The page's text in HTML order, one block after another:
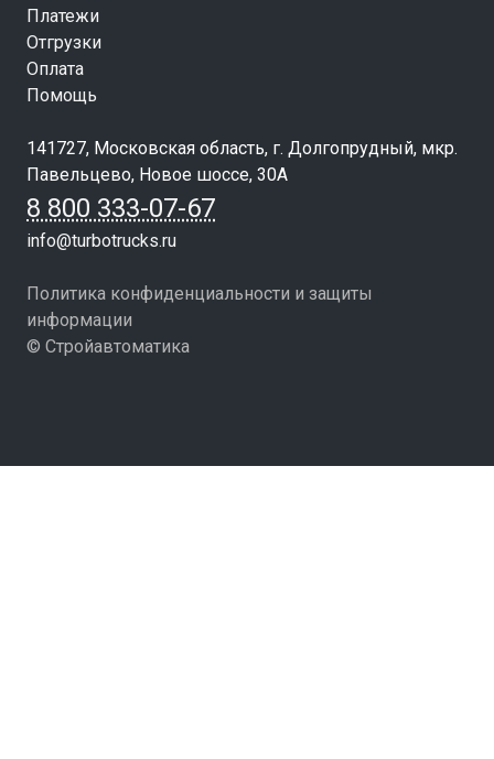
Платежи
Отгрузки
Оплата
Помощь
141727, Московская область, г. Долгопрудный, мкр.
Павельцево, Новое шоссе, 30А
8 800 333-07-67
info@turbotrucks.ru
Политика конфиденциальности и защиты
информации
© Стройавтоматика